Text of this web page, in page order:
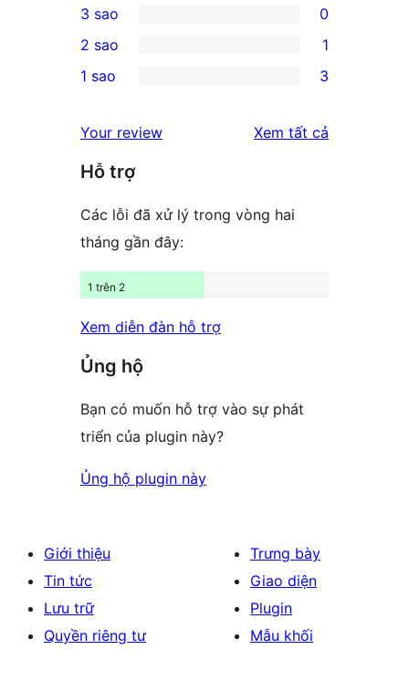
star
reviews
4-
star
reviews
0
3-
star
3 sao 0
2-
review
2 sao 1
star
reviews
1 sao 3
Your review Xem tất cả
Hỗ trợ
Các lỗi đã xử lý trong vòng hai
tháng gần đây:
1 trên 2
Xem diễn đàn hỗ trợ
Ủng hộ
Bạn có muốn hỗ trợ vào sự phát
triển của plugin này?
Ủng hộ plugin này
Giới thiệu
Tin tức
Lưu trữ
Quyền riêng tư
Trưng bày
Giao diện
Plugin
Mẫu khối